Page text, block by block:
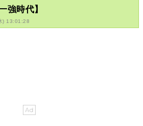
強時代】
) 13:01:28